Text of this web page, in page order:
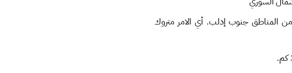
من المناطق جنوب إدلب. أي الامر متروك